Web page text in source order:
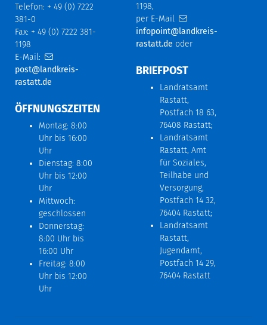
Telefon: + 49 (0) 7222
381-0
Fax: + 49 (0) 7222 381-
1198
E-Mail:
post@landkreis-
rastatt.de
ÖFFNUNGSZEITEN
Montag: 8:00
Uhr bis 16:00
Uhr
Dienstag: 8:00
Uhr bis 12:00
Uhr
Mittwoch:
geschlossen
Donnerstag:
8:00 Uhr bis
16:00 Uhr
Freitag: 8:00
Uhr bis 12:00
Uhr
1198,
per E-Mail
infopoint@landkreis-
rastatt.de oder
BRIEFPOST
Landratsamt
Rastatt,
Postfach 18 63,
76408 Rastatt;
Landratsamt
Rastatt, Amt
für Soziales,
Teilhabe und
Versorgung,
Postfach 14 32,
76404 Rastatt;
Landratsamt
Rastatt,
Jugendamt,
Postfach 14 29,
76404 Rastatt